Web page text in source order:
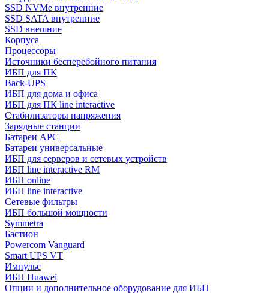
SSD NVMe внутренние
SSD SATA внутренние
SSD внешние
Корпуса
Процессоры
Источники бесперебойного питания
ИБП для ПК
Back-UPS
ИБП для дома и офиса
ИБП для ПК linе interactive
Стабилизаторы напряжения
Зарядные станции
Батареи APC
Батареи универсальные
ИБП для серверов и сетевых устройств
ИБП line interactive RM
ИБП online
ИБП linе interactive
Сетевые фильтры
ИБП большой мощности
Symmetra
Бастион
Powercom Vanguard
Smart UPS VT
Импульс
ИБП Huawei
Опции и дополнительное оборудование для ИБП